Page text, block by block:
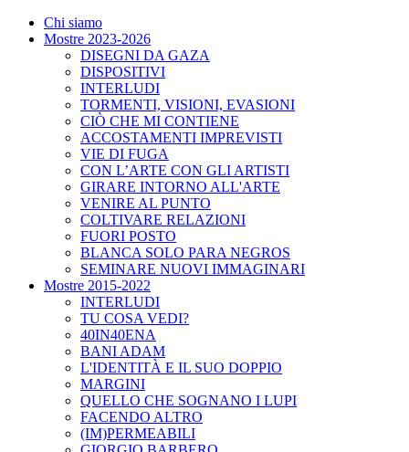
Chi siamo
Mostre 2023-2026
DISEGNI DA GAZA
DISPOSITIVI
INTERLUDI
TORMENTI, VISIONI, EVASIONI
CIÒ CHE MI CONTIENE
ACCOSTAMENTI IMPREVISTI
VIE DI FUGA
CON L’ARTE CON GLI ARTISTI
GIRARE INTORNO ALL'ARTE
VENIRE AL PUNTO
COLTIVARE RELAZIONI
FUORI POSTO
BLANCA SOLO PARA NEGROS
SEMINARE NUOVI IMMAGINARI
Mostre 2015-2022
INTERLUDI
TU COSA VEDI?
40IN40ENA
BANI ADAM
L'IDENTITÀ E IL SUO DOPPIO
MARGINI
QUELLO CHE SOGNANO I LUPI
FACENDO ALTRO
(IM)PERMEABILI